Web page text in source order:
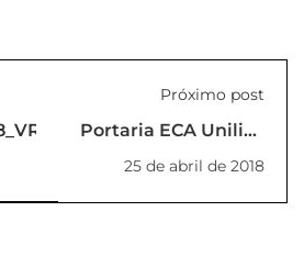
Próximo post
Portaria ECA Unilins
nº 01/2018
25 de abril de 2018